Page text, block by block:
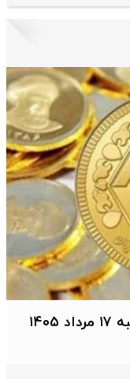
قیمت سکه و قیمت طلا امروز شنبه ۱۷ مرداد ۱۴۰۵